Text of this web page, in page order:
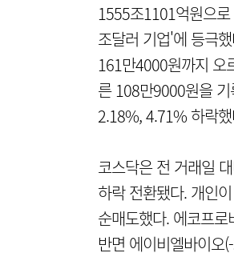
1555조1101억원으
조달러 기업'에 등극
161만4000원까지 오
른 108만9000원을
2.18%, 4.71% 하락
코스닥은 전 거래일
하락 전환됐다. 개인
순매도했다. 에코프
반면 에이비엘바이오